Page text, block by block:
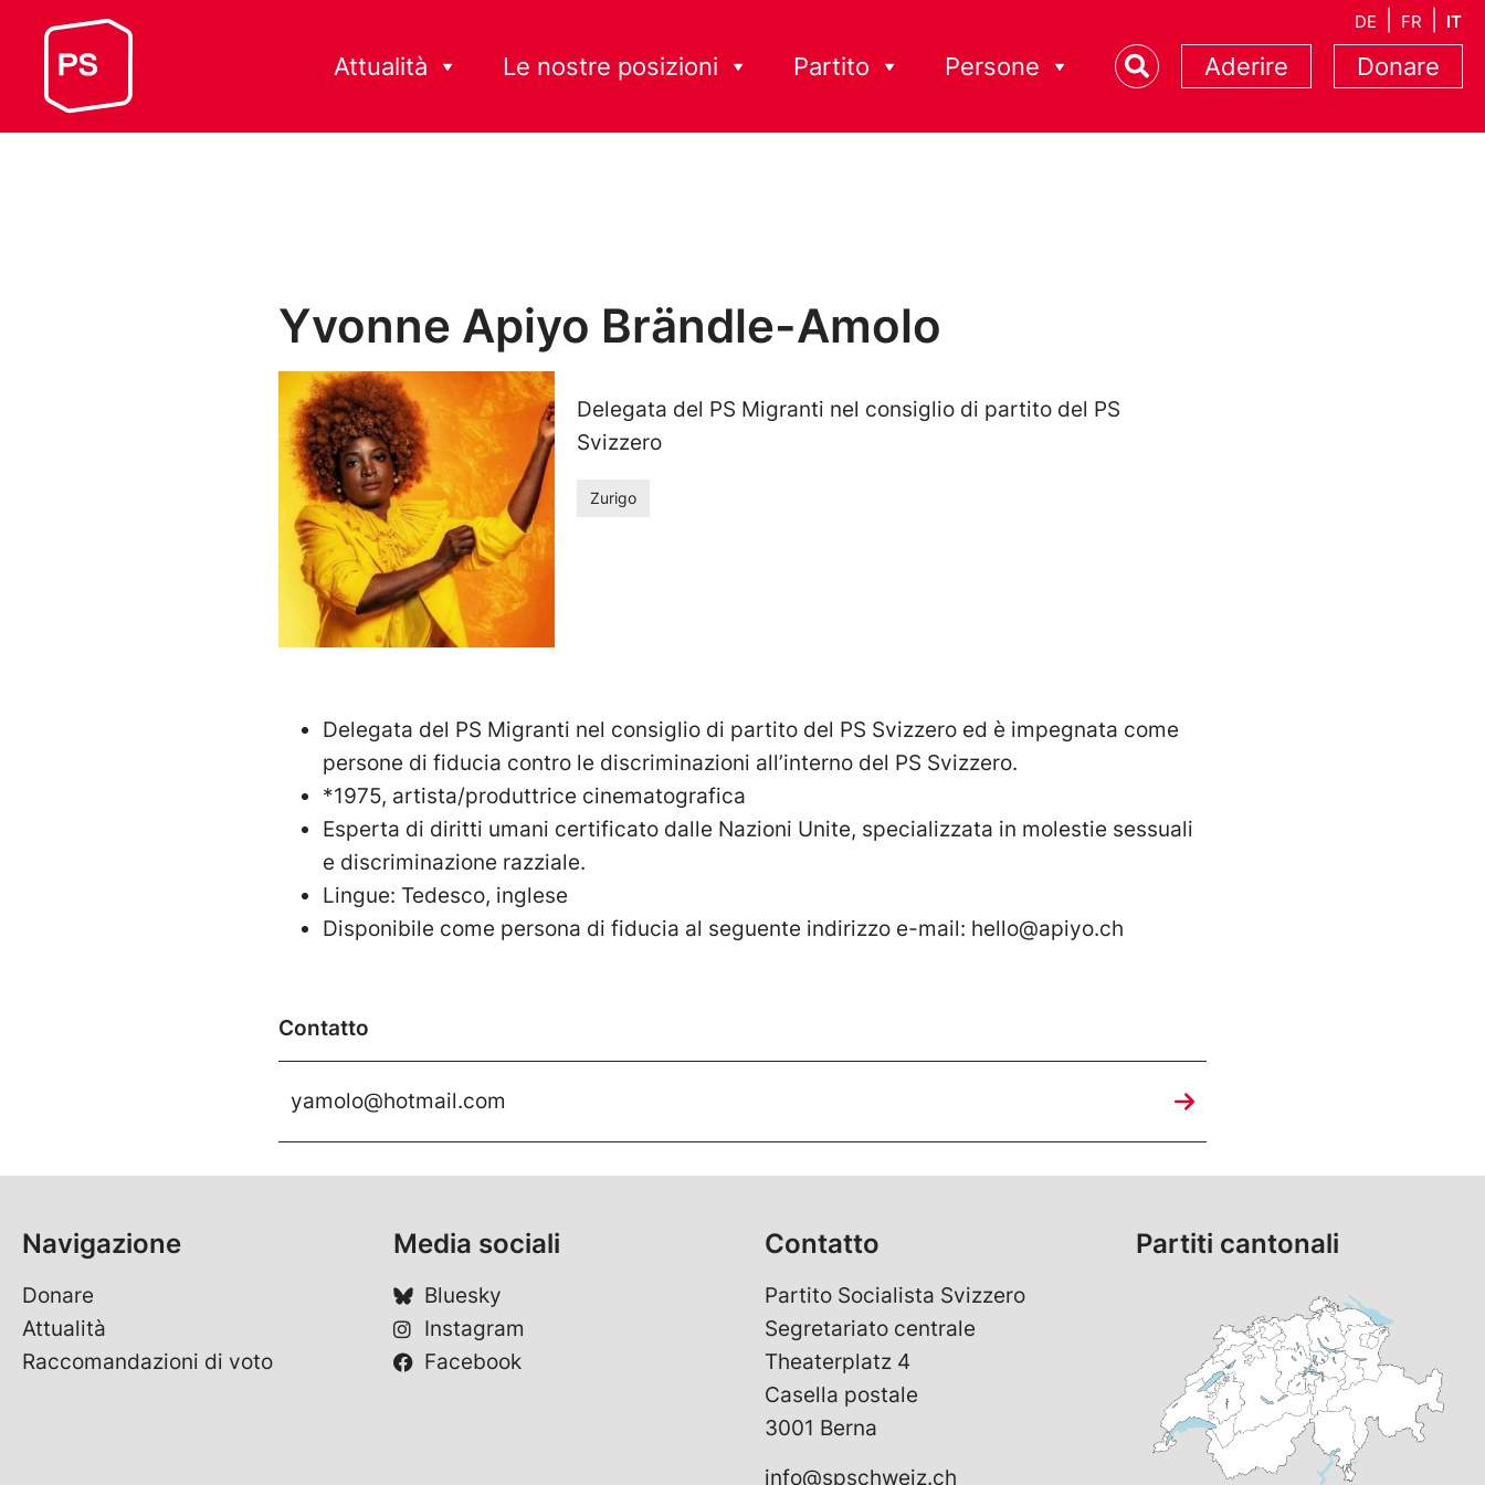
DE FR IT
Attualità Le nostre posizioni Partito Persone Aderire Donare
Yvonne Apiyo Brändle-Amolo
Delegata del PS Migranti nel consiglio di partito del PS
Svizzero
Zurigo
Delegata del PS Migranti nel consiglio di partito del PS Svizzero ed è impegnata come
persone di fiducia contro le discriminazioni all’interno del PS Svizzero.
*1975, artista/produttrice cinematografica
Esperta di diritti umani certificato dalle Nazioni Unite, specializzata in molestie sessuali
e discriminazione razziale.
Lingue: Tedesco, inglese
Disponibile come persona di fiducia al seguente indirizzo e-mail: hello@apiyo.ch
Contatto
yamolo@hotmail.com
Navigazione
Donare
Attualità
Raccomandazioni di voto
Media sociali
Bluesky
Instagram
Facebook
Contatto
Partito Socialista Svizzero
Segretariato centrale
Theaterplatz 4
Casella postale
3001 Berna
info@spschweiz.ch
Partiti cantonali